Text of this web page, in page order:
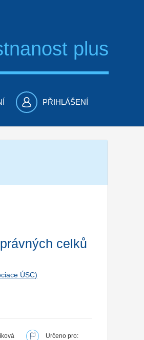
plus
PŘIHLÁŠENÍ
celků
ÚSC)
Určeno pro: